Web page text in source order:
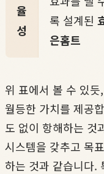
율
성
록 설계된
은홈트
위 표에서 볼 수 있듯,
월등한 가치를 제공
도 없이 항해하는 것
시스템을 갖추고 목
하는 것과 같습니다.